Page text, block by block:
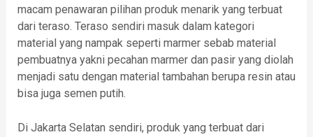
macam penawaran pilihan produk menarik yang terbuat
dari teraso. Teraso sendiri masuk dalam kategori
material yang nampak seperti marmer sebab material
pembuatnya yakni pecahan marmer dan pasir yang diolah
menjadi satu dengan material tambahan berupa resin atau
bisa juga semen putih.
Di Jakarta Selatan sendiri, produk yang terbuat dari